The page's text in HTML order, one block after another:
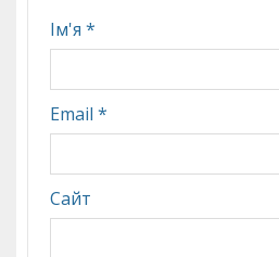
Ім'я *
Email *
Сайт